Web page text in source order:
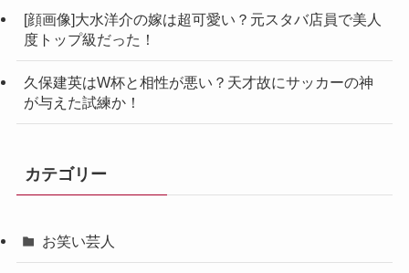
[顔画像]大水洋介の嫁は超可愛い？元スタバ店員で美人
度トップ級だった！
久保建英はW杯と相性が悪い？天才故にサッカーの神
が与えた試練か！
カテゴリー
お笑い芸人